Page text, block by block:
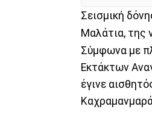
Σεισμική
Μαλάτια, της
Σύμφωνα με
Εκτάκτων
έγινε